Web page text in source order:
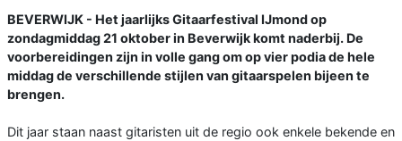
BEVERWIJK - Het jaarlijks Gitaarfestival IJmond op
zondagmiddag 21 oktober in Beverwijk komt naderbij. De
voorbereidingen zijn in volle gang om op vier podia de hele
middag de verschillende stijlen van gitaarspelen bijeen te
brengen.
Dit jaar staan naast gitaristen uit de regio ook enkele bekende en